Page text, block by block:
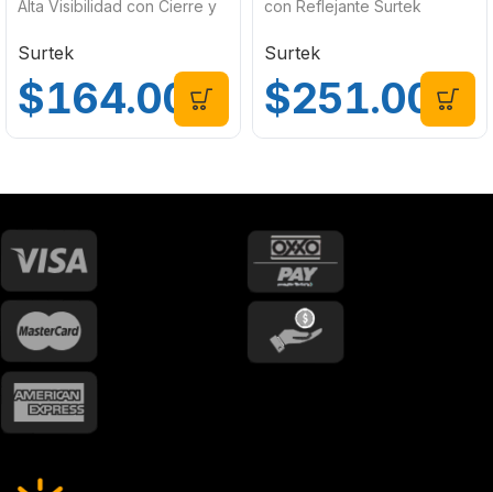
Alta Visibilidad con Cierre y
Surtek
$164.00
con Reflejante Surtek
Surtek
$251.00